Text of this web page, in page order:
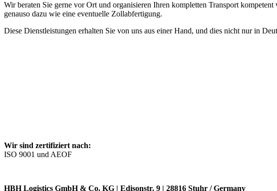
Wir beraten Sie gerne vor Ort und organisieren Ihren kompletten Transport
genauso dazu wie eine eventuelle Zollabfertigung.
Diese Dienstleistungen erhalten Sie von uns aus einer Hand, und dies nicht nur in
Wir sind zertifiziert nach:
ISO 9001 und AEOF
HBH Logistics GmbH & Co. KG | Edisonstr. 9 | 28816 Stuhr / Germany